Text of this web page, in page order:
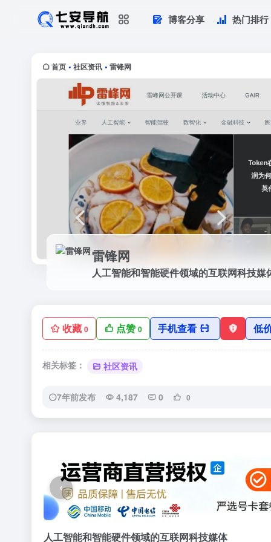
博客分享 热门排行
首页 • 社区资讯 • 雷锋网
雷锋网
人工智能和智能硬件领域的互联网科技媒
收藏 0 点赞0 手机查看 低
相关标签： 社区资讯
7年前发布 4,187 0 0
‹
人工智能和智能硬件领域的互联网科技媒体